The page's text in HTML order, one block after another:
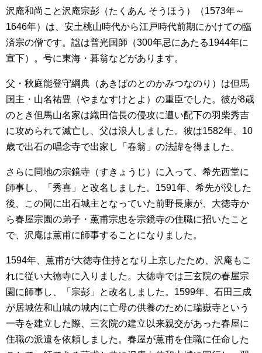
沢庵和尚こと沢庵宗彭（たくあん そうほう）（1573年～
1646年）は、安土桃山時代から江戸時代前期にかけての臨
済宗の僧です。諡は普光国師（300年忌にあたる1944年に
宣下）。号に東海・暮翁などがあります。
父・秋庭能登守綱典（あきばのとのかみつなのり）は但馬
国主・山名祐豊（やまなすけとよ）の重臣でした。彼が8歳
のとき但馬山名家は織田信長の侵攻に遭い配下の羽柴秀吉
に攻められて滅亡し、父は浪人しました。彼は1582年、10
歳で出石の唱念寺で出家し「春翁」の法諱を得ました。
さらに同地の宗鏡寺（すきょうじ）に入って、希先西堂に
師事し、「秀喜」と改名しました。1591年、希先が没した
後、この間に出石城主となっていた前野長康が、大徳寺か
ら春屋宗園の弟子・薫甫宗忠を宗鏡寺の住職に招いたこと
で、沢庵は薫甫に師事することになりました。
1594年、薫甫が大徳寺住持となり上京したため、沢庵もこ
れに従い大徳寺に入りました。大徳寺では三玄院の春屋宗
園に師事し、「宗彭」と改名しました。1599年、石田三成
が居城佐和山城の城内に亡母の供養のために瑞嶽寺という
一寺を建立した際、三玄院の建立以来親交があった春屋に
住職の派遣を依頼しました。春屋が薫甫を住職に任命した